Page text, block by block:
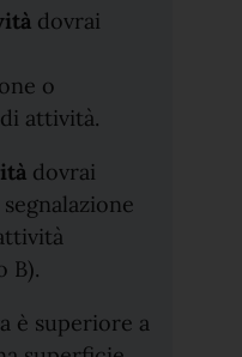
dovrai
o
attività.
dovrai
B).
è superiore a